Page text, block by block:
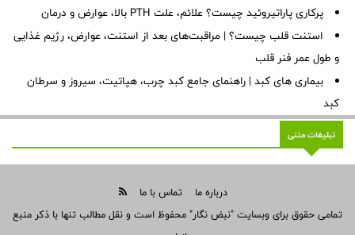
پرکاری پاراتیروئید چیست؟ علائم، علت PTH بالا، عوارض و درمان
استنت قلب چیست؟ | مراقبت‌های بعد از استنت، عوارض، رژیم غذایی
و طول عمر فنر قلب
بیماری های کبد | راهنمای جامع کبد چرب، هپاتیت، سیروز و سرطان
کبد
تبلیغات متنی
درباره ما
تماس با ما
تمامی حقوق برای وبسایت "نبض نگار" محفوظ است و نقل مطالب تنها با ذکر منبع